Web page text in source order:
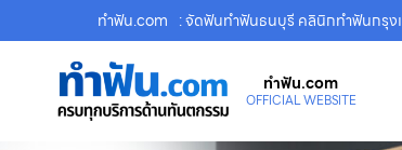
ทําฟัน.com : จัดฟันทำฟันธนบุรี คลินิกทำฟันกรุง
ทําฟัน.com
OFFICIAL WEBSITE